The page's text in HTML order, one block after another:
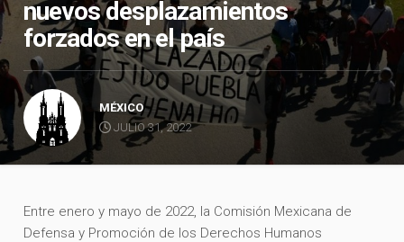
nuevos desplazamientos
forzados en el país
MÉXICO
JULIO 31, 2022
Entre enero y mayo de 2022, la Comisión Mexicana de
Defensa y Promoción de los Derechos Humanos